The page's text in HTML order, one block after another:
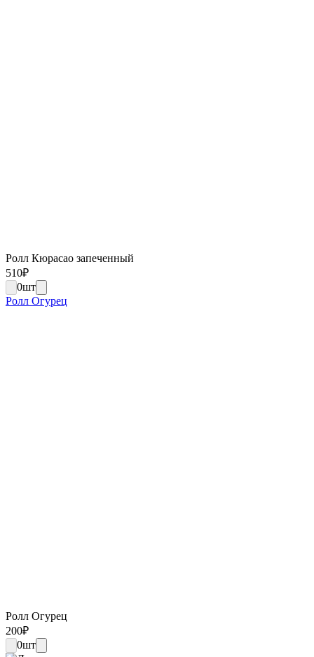
Ролл Кюрасао запеченный
510₽
0шт
Ролл Огурец
Ролл Огурец
200₽
0шт